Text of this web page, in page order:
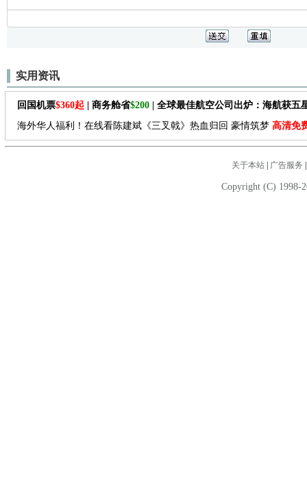
实用资讯
回国机票$360起 | 商务舱省$200 | 全球最佳航空公司出炉：海航获五
海外华人福利！在线看陈建斌《三叉戟》热血归回 豪情筑梦 高清免
关于本站| 广告服务
Copyright (C) 1998-